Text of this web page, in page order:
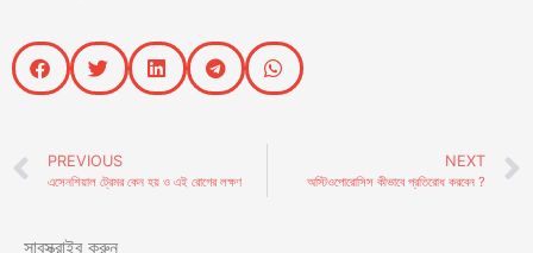
PREVIOUS
এসেনশিয়াল ট্রেমর কেন হয় ও এই রোগের লক্ষণ
NEXT
অস্টিওপোরোসিস কীভাবে প্রতিরোধ করবেন ?
সাবস্ক্রাইব করুন